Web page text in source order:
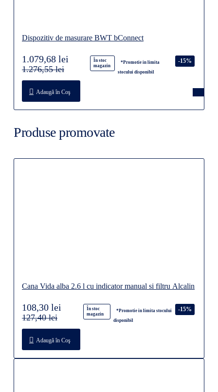
Dispozitiv de masurare BWT bConnect
În stoc
magazin
*Promotie in limita
stocului disponibil
-15%
1.079,68 lei
1.276,55 lei
Adaugă în Coş
Produse promovate
Cana Vida alba 2.6 l cu indicator manual si filtru Alcalin
În stoc
magazin
*Promotie in limita stocului
disponibil
-15%
108,30 lei
127,40 lei
Adaugă în Coş